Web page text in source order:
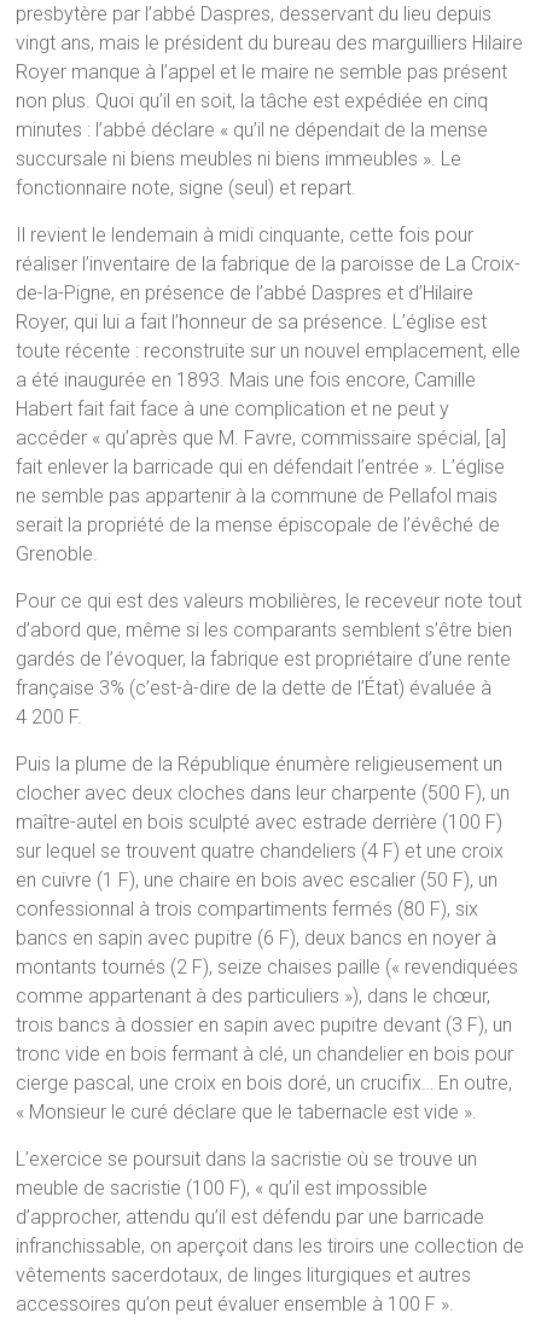
presbytère par l’abbé Daspres, desservant du lieu depuis
vingt ans, mais le président du bureau des marguilliers Hilaire
Royer manque à l’appel et le maire ne semble pas présent
non plus. Quoi qu’il en soit, la tâche est expédiée en cinq
minutes : l’abbé déclare « qu’il ne dépendait de la mense
succursale ni biens meubles ni biens immeubles ». Le
fonctionnaire note, signe (seul) et repart.
Il revient le lendemain à midi cinquante, cette fois pour
réaliser l’inventaire de la fabrique de la paroisse de La Croix-
de-la-Pigne, en présence de l’abbé Daspres et d’Hilaire
Royer, qui lui a fait l’honneur de sa présence. L’église est
toute récente : reconstruite sur un nouvel emplacement, elle
a été inaugurée en 1893. Mais une fois encore, Camille
Habert fait fait face à une complication et ne peut y
accéder « qu’après que M. Favre, commissaire spécial, [a]
fait enlever la barricade qui en défendait l’entrée ». L’église
ne semble pas appartenir à la commune de Pellafol mais
serait la propriété de la mense épiscopale de l’évêché de
Grenoble.
Pour ce qui est des valeurs mobilières, le receveur note tout
d’abord que, même si les comparants semblent s’être bien
gardés de l’évoquer, la fabrique est propriétaire d’une rente
française 3% (c’est-à-dire de la dette de l’État) évaluée à
4 200 F.
Puis la plume de la République énumère religieusement un
clocher avec deux cloches dans leur charpente (500 F), un
maître-autel en bois sculpté avec estrade derrière (100 F)
sur lequel se trouvent quatre chandeliers (4 F) et une croix
en cuivre (1 F), une chaire en bois avec escalier (50 F), un
confessionnal à trois compartiments fermés (80 F), six
bancs en sapin avec pupitre (6 F), deux bancs en noyer à
montants tournés (2 F), seize chaises paille (« revendiquées
comme appartenant à des particuliers »), dans le chœur,
trois bancs à dossier en sapin avec pupitre devant (3 F), un
tronc vide en bois fermant à clé, un chandelier en bois pour
cierge pascal, une croix en bois doré, un crucifix… En outre,
« Monsieur le curé déclare que le tabernacle est vide ».
L’exercice se poursuit dans la sacristie où se trouve un
meuble de sacristie (100 F), « qu’il est impossible
d’approcher, attendu qu’il est défendu par une barricade
infranchissable, on aperçoit dans les tiroirs une collection de
vêtements sacerdotaux, de linges liturgiques et autres
accessoires qu’on peut évaluer ensemble à 100 F ».